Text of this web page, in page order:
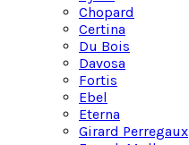
Chopard
Certina
Du Bois
Davosa
Fortis
Ebel
Eterna
Girard Perregaux